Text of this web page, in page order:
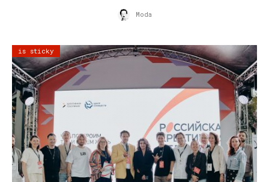
Moda
is sticky